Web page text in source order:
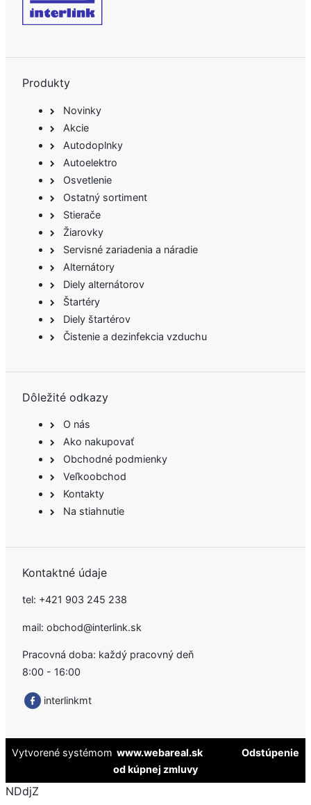
Produkty
Novinky
Akcie
Autodoplnky
Autoelektro
Osvetlenie
Ostatný sortiment
Stierače
Žiarovky
Servisné zariadenia a náradie
Alternátory
Diely alternátorov
Štartéry
Diely štartérov
Čistenie a dezinfekcia vzduchu
Dôležité odkazy
O nás
Ako nakupovať
Obchodné podmienky
Veľkoobchod
Kontakty
Na stiahnutie
Kontaktné údaje
tel: +421 903 245 238
mail: obchod@interlink.sk
Pracovná doba: každý pracovný deň
8:00 - 16:00
interlinkmt
Vytvorené systémom www.webareal.sk
Odstúpenie
od kúpnej zmluvy
NDdjZ